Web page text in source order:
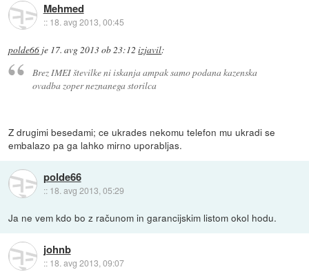
Mehmed
:: 18. avg 2013, 00:45
polde66 je 17. avg 2013 ob 23:12 izjavil:
Brez IMEI številke ni iskanja ampak samo podana kazenska
ovadba zoper neznanega storilca
Z drugimi besedami; ce ukrades nekomu telefon mu ukradi se
embalazo pa ga lahko mirno uporabljas.
polde66
:: 18. avg 2013, 05:29
Ja ne vem kdo bo z računom in garancijskim listom okol hodu.
johnb
:: 18. avg 2013, 09:07